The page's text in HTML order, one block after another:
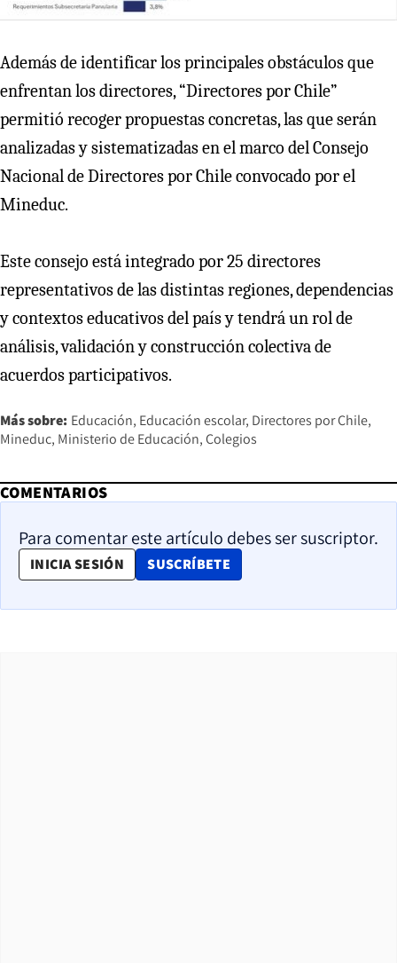
Además de identificar los principales obstáculos que
enfrentan los directores, “Directores por Chile”
permitió recoger propuestas concretas, las que serán
analizadas y sistematizadas en el marco del Consejo
Nacional de Directores por Chile convocado por el
Mineduc.
Este consejo está integrado por 25 directores
representativos de las distintas regiones, dependencias
y contextos educativos del país y tendrá un rol de
análisis, validación y construcción colectiva de
acuerdos participativos.
Más sobre: Educación Educación escolar Directores por Chile
Mineduc Ministerio de Educación Colegios
COMENTARIOS
Para comentar este artículo debes ser suscriptor.
INICIA SESIÓN SUSCRÍBETE
OPENS IN NEW WINDOW